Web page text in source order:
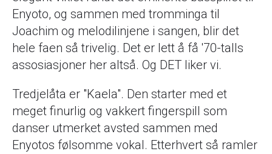
Enyoto, og sammen med tromminga til
Joachim og melodilinjene i sangen, blir det
hele faen så trivelig. Det er lett å få '70-talls
assosiasjoner her altså. Og DET liker vi.
Tredjelåta er "Kaela". Den starter med et
meget finurlig og vakkert fingerspill som
danser utmerket avsted sammen med
Enyotos følsomme vokal. Etterhvert så ramler